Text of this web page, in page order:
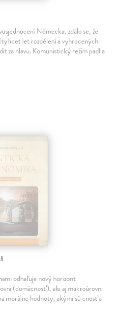
Německa, zdálo se, že
let rozdělení a vyhrocených
za hlavu. Komunistický režim padl a
odhaľuje nový horizont
(domácnosť), ale aj makroúrovni
morálne hodnoty, akými sú cnosť a